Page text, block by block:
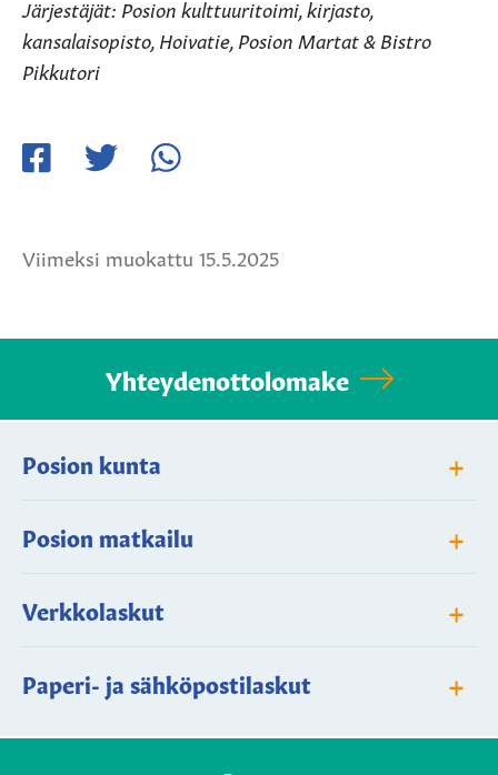
Järjestäjät: Posion kulttuuritoimi, kirjasto,
kansalaisopisto, Hoivatie, Posion Martat & Bistro
Pikkutori
Viimeksi muokattu 15.5.2025
Yhteydenottolomake
Posion kunta +
Posion matkailu +
Verkkolaskut +
Paperi- ja sähköpostilaskut +